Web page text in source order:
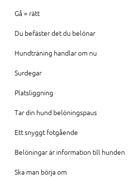
Gå = rätt
Du befäster det du belönar
Hundträning handlar om nu
Surdegar
Platsliggning
Tar din hund belöningspaus
Ett snyggt fotgående
Belöningar är information till hunden
Ska man börja om